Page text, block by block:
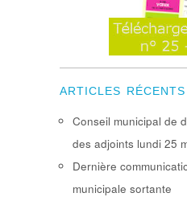
ARTICLES RÉCENTS
Conseil municipal de
des adjoints lundi 25
Dernière
municipale sortante